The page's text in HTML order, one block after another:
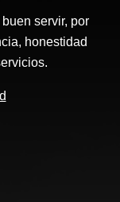
servir, por
honestidad